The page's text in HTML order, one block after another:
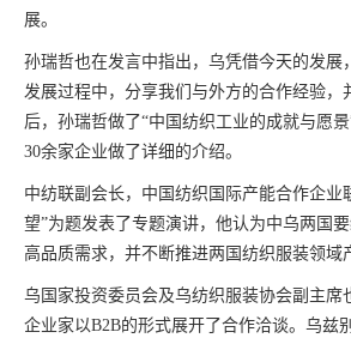
展。
孙瑞哲也在发言中指出，乌凭借今天的发
发展过程中，分享我们与外方的合作经验
后，孙瑞哲做了“中国纺织工业的成就与愿
30余家企业做了详细的介绍。
中纺联副会长，中国纺织国际产能合作企
望”为题发表了专题演讲，他认为中乌两国
高品质需求，并不断推进两国纺织服装领域
乌国家投资委员会及乌纺织服装协会副主
企业家以B2B的形式展开了合作洽谈。乌兹